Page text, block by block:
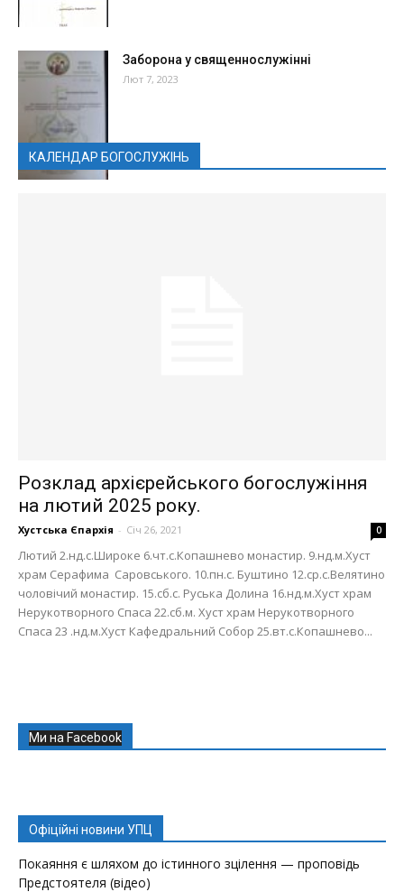
Заборона у священнослужінні
Лют 7, 2023
КАЛЕНДАР БОГОСЛУЖІНЬ
Розклад архієрейського богослужіння
на лютий 2025 року.
Хустська Єпархія - Січ 26, 2021 0
Лютий 2.нд.с.Широке 6.чт.с.Копашнево монастир. 9.нд.м.Хуст
храм Серафима Саровського. 10.пн.с. Буштино 12.ср.с.Велятино
чоловічий монастир. 15.сб.с. Руська Долина 16.нд.м.Хуст храм
Нерукотворного Спаса 22.сб.м. Хуст храм Нерукотворного
Спаса 23 .нд.м.Хуст Кафедральний Собор 25.вт.с.Копашнево...
Ми на Facebook
Офіційні новини УПЦ
Покаяння є шляхом до істинного зцілення — проповідь
Предстоятеля (відео)